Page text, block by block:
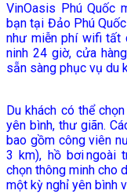
VinOasis Phú Quốc
bạn tại Đảo Phú
như miễn phí wifi tất
ninh 24 giờ, cửa
sẵn sàng phục vụ du
Du khách có thể
yên bình, thư giãn.
bao gồm công viên
3 km), hồ bơi ngoài
chọn thông minh cho
một kỳ nghỉ yên bình